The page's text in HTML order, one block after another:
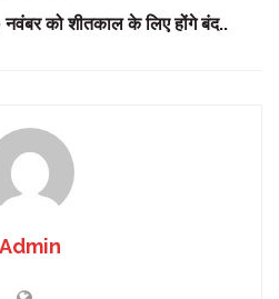
को शीतकाल के लिए होंगे बंद..
Admin